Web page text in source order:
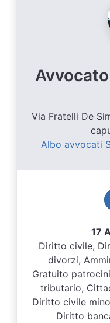
Via Fratelli De
Albo avvocati
17
Diritto civile,
divorzi,
Gratuito
tributario,
Diritto civile
Diritto